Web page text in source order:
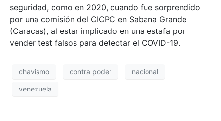
seguridad, como en 2020, cuando fue sorprendido
por una comisión del CICPC en Sabana Grande
(Caracas), al estar implicado en una estafa por
vender test falsos para detectar el COVID-19.
chavismo contra poder nacional
venezuela